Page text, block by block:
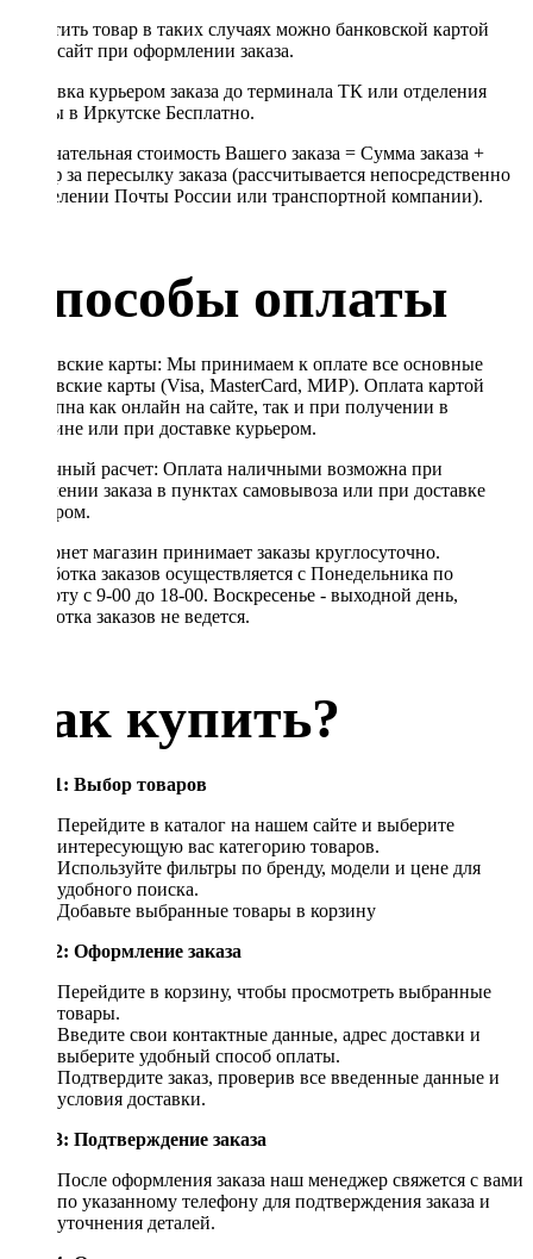
Оплатить товар в таких случаях можно банковской картой
через сайт при оформлении заказа.
Доставка курьером заказа до терминала ТК или отделения
Почты в Иркутске Бесплатно.
Окончательная стоимость Вашего заказа = Сумма заказа +
Тариф за пересылку заказа (рассчитывается непосредственно
в отделении Почты России или транспортной компании).
Способы оплаты
Банковские карты: Мы принимаем к оплате все основные
банковские карты (Visa, MasterCard, МИР). Оплата картой
доступна как онлайн на сайте, так и при получении в
магазине или при доставке курьером.
Наличный расчет: Оплата наличными возможна при
получении заказа в пунктах самовывоза или при доставке
курьером.
Интернет магазин принимает заказы круглосуточно.
Обработка заказов осуществляется с Понедельника по
Субботу с 9-00 до 18-00. Воскресенье - выходной день,
обработка заказов не ведется.
Как купить?
Шаг 1: Выбор товаров
Перейдите в каталог на нашем сайте и выберите
интересующую вас категорию товаров.
Используйте фильтры по бренду, модели и цене для
удобного поиска.
Добавьте выбранные товары в корзину
Шаг 2: Оформление заказа
Перейдите в корзину, чтобы просмотреть выбранные
товары.
Введите свои контактные данные, адрес доставки и
выберите удобный способ оплаты.
Подтвердите заказ, проверив все введенные данные и
условия доставки.
Шаг 3: Подтверждение заказа
После оформления заказа наш менеджер свяжется с вами
по указанному телефону для подтверждения заказа и
уточнения деталей.